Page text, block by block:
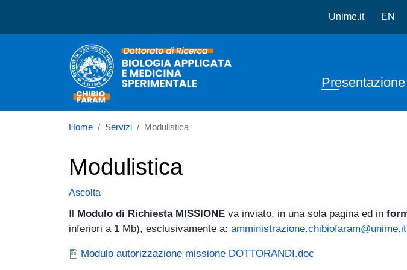
Dottorato in Biologia Applicata eUnime.it EN
Presentazione
Home Servizi Modulistica
Modulistica
Ascolta
Il Modulo di Richiesta MISSIONE va inviato, in una sola pagina ed in
inferiori a 1 Mb), esclusivamente a: amministrazione.chibiofaram@unime.it
Documento
Modulo autorizzazione missione DOTTORANDI.doc